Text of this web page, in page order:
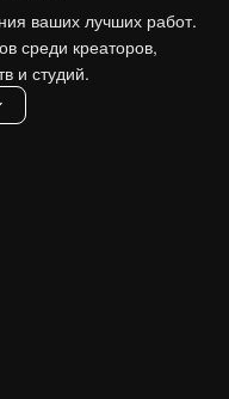
ваших лучших работ.
среди креаторов,
и студий.